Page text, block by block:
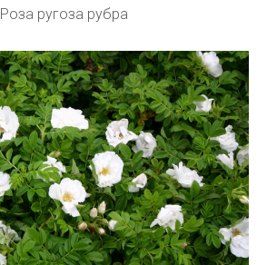
Роза ругоза рубра